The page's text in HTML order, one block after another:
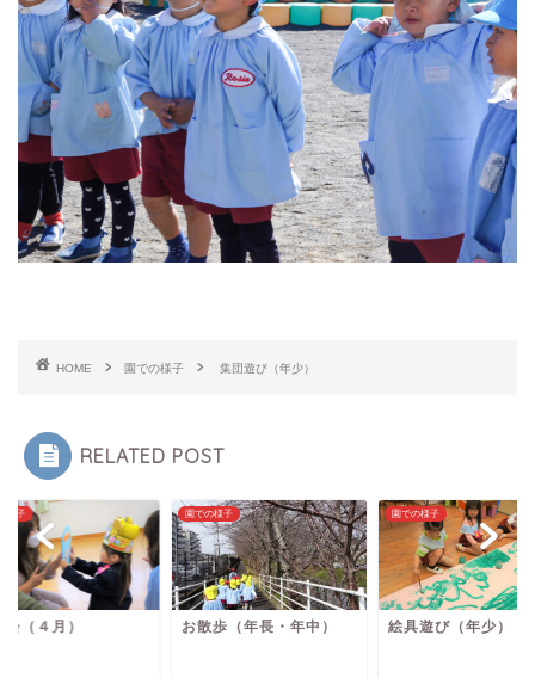
HOME 園での様子 集団遊び（年少）
RELATED POST
様子
（４月）
園での様子
お散歩（年長・年中）
園での様子
絵具遊び（年少）